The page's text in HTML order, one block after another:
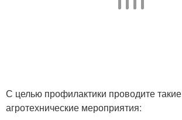
С целью профилактики проводите такие
агротехнические мероприятия: